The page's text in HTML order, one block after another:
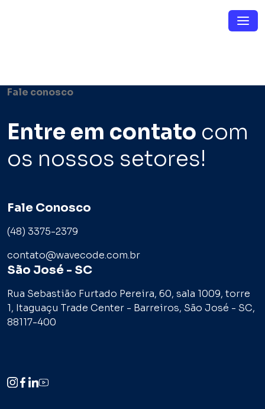
Fale conosco
Entre em contato com
os nossos setores!
Fale Conosco
(48) 3375-2379
contato@wavecode.com.br
São José - SC
Rua Sebastião Furtado Pereira, 60, sala 1009, torre
1, Itaguaçu Trade Center - Barreiros, São José - SC,
88117-400